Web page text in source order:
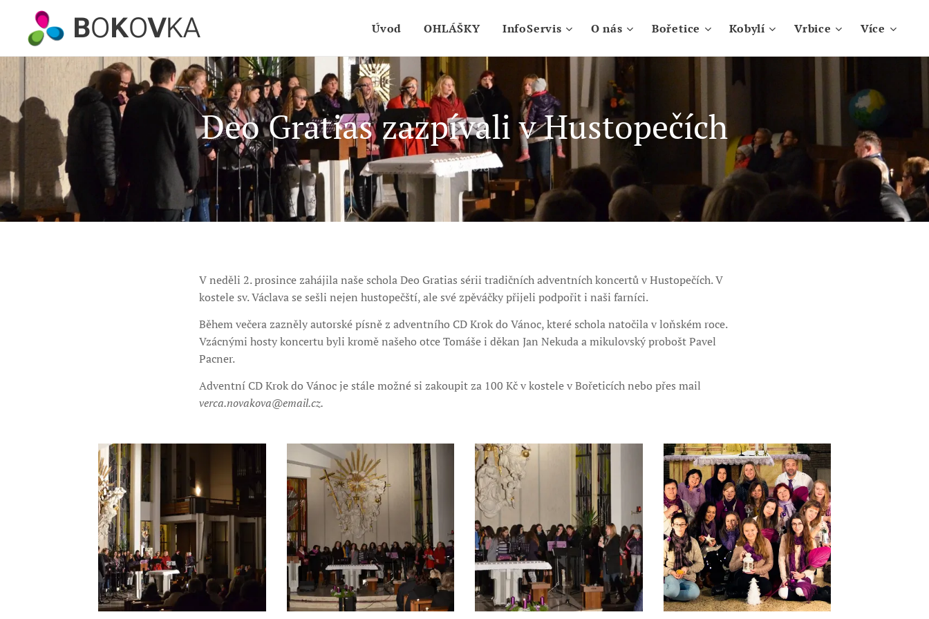
BOKOVKA Úvod OHLÁŠKY InfoServis O nás Bořetice Kobylí Vrbice Více
Deo Gratias zazpívali v Hustopečích
03.12.2018
V neděli 2. prosince zahájila naše schola Deo Gratias sérii tradičních adventních koncertů v Hustopečích. V
kostele sv. Václava se sešli nejen hustopečští, ale své zpěváčky přijeli podpořit i naši farníci.
Během večera zazněly autorské písně z adventního CD Krok do Vánoc, které schola natočila v loňském roce.
Vzácnými hosty koncertu byli kromě našeho otce Tomáše i děkan Jan Nekuda a mikulovský probošt Pavel
Pacner.
Adventní CD Krok do Vánoc je stále možné si zakoupit za 100 Kč v kostele v Bořeticích nebo přes mail
verca.novakova@email.cz.